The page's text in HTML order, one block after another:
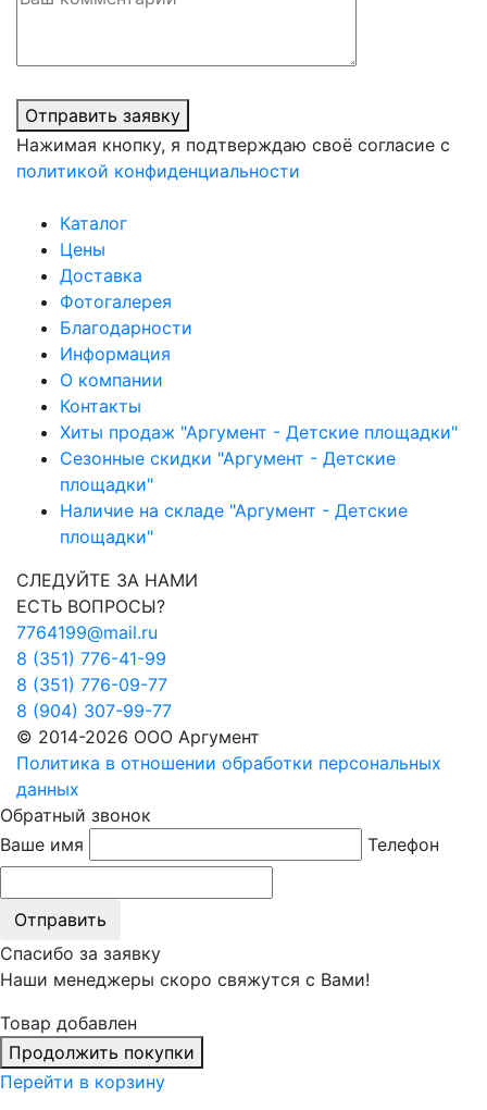
Отправить заявку
Нажимая кнопку, я подтверждаю своё согласие с
политикой конфиденциальности
Каталог
Цены
Доставка
Фотогалерея
Благодарности
Информация
О компании
Контакты
Хиты продаж "Аргумент - Детские площадки"
Сезонные скидки "Аргумент - Детские
площадки"
Наличие на складе "Аргумент - Детские
площадки"
СЛЕДУЙТЕ ЗА НАМИ
ЕСТЬ ВОПРОСЫ?
7764199@mail.ru
8 (351) 776-41-99
8 (351) 776-09-77
8 (904) 307-99-77
© 2014-2026 ООО Аргумент
Политика в отношении обработки персональных
данных
Обратный звонок
Ваше имя
Телефон
Отправить
Спасибо за заявку
Наши менеджеры скоро свяжутся с Вами!
Товар добавлен
Продолжить покупки
Перейти в корзину